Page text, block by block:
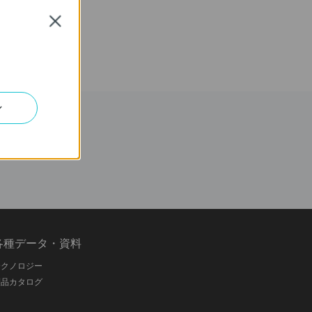
種データ・資料
ノロジー
カタログ
Close